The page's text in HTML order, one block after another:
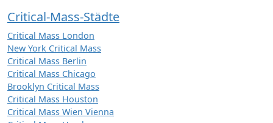
Critical-Mass-Städte
Critical Mass London
New York Critical Mass
Critical Mass Berlin
Critical Mass Chicago
Brooklyn Critical Mass
Critical Mass Houston
Critical Mass Wien Vienna